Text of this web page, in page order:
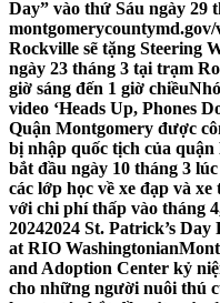
Day” vào thứ Sáu ngày 29
montgomerycountymd.gov/
Rockville sẽ tặng Steering
ngày 23 tháng 3 tại trạm
giờ sáng đến 1 giờ chiều
video ‘Heads Up, Phones
Quận Montgomery được
bị nhập quốc tịch của
bắt đầu ngày 10 tháng 3
các lớp học về xe đạp và
với chi phí thấp vào tháng
20242024 St. Patrick’s
at RIO Washingtonian
and Adoption Center kỷ
cho những người nuôi thú